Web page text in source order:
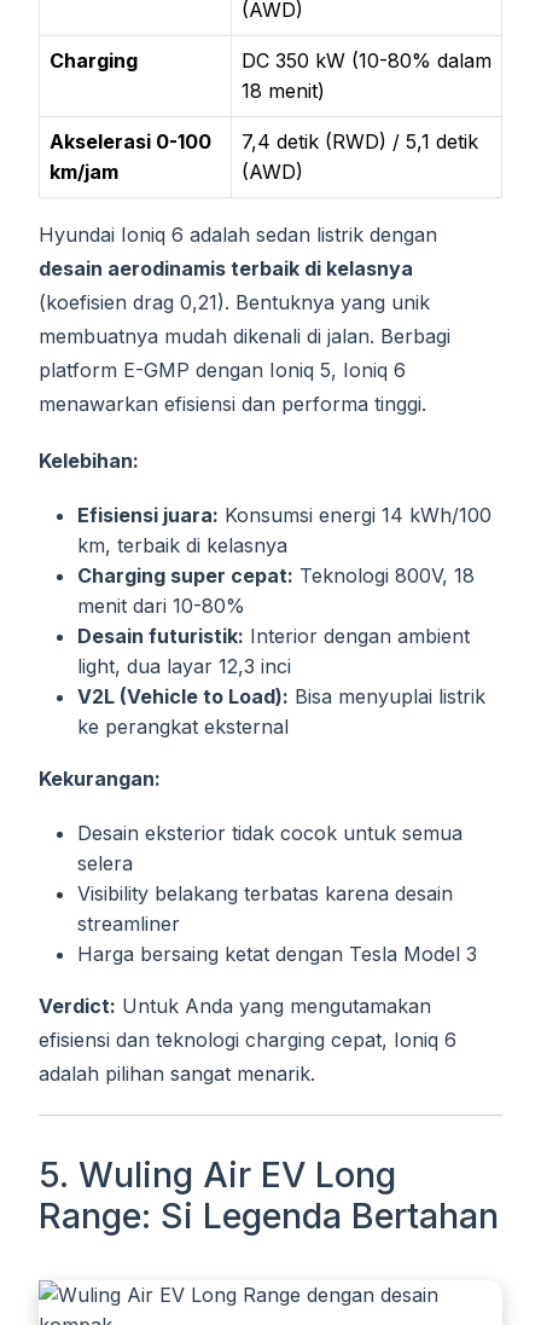
(AWD)
Charging
DC 350 kW (10-80% dalam
18 menit)
Akselerasi 0-100
km/jam
7,4 detik (RWD) / 5,1 detik
(AWD)
Hyundai Ioniq 6 adalah sedan listrik dengan
desain aerodinamis terbaik di kelasnya
(koefisien drag 0,21). Bentuknya yang unik
membuatnya mudah dikenali di jalan. Berbagi
platform E-GMP dengan Ioniq 5, Ioniq 6
menawarkan efisiensi dan performa tinggi.
Kelebihan:
Efisiensi juara: Konsumsi energi 14 kWh/100
km, terbaik di kelasnya
Charging super cepat: Teknologi 800V, 18
menit dari 10-80%
Desain futuristik: Interior dengan ambient
light, dua layar 12,3 inci
V2L (Vehicle to Load): Bisa menyuplai listrik
ke perangkat eksternal
Kekurangan:
Desain eksterior tidak cocok untuk semua
selera
Visibility belakang terbatas karena desain
streamliner
Harga bersaing ketat dengan Tesla Model 3
Verdict: Untuk Anda yang mengutamakan
efisiensi dan teknologi charging cepat, Ioniq 6
adalah pilihan sangat menarik.
5. Wuling Air EV Long
Range: Si Legenda Bertahan